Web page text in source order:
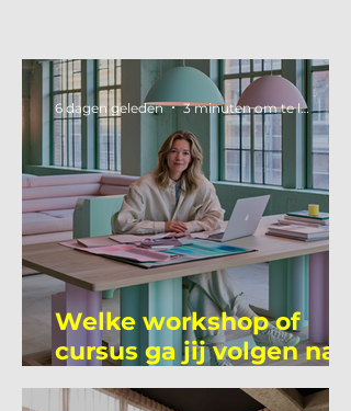
Welke workshop of
cursus ga jij volgen na
je vakantie?
6 dagen geleden 3 minuten om te lezen